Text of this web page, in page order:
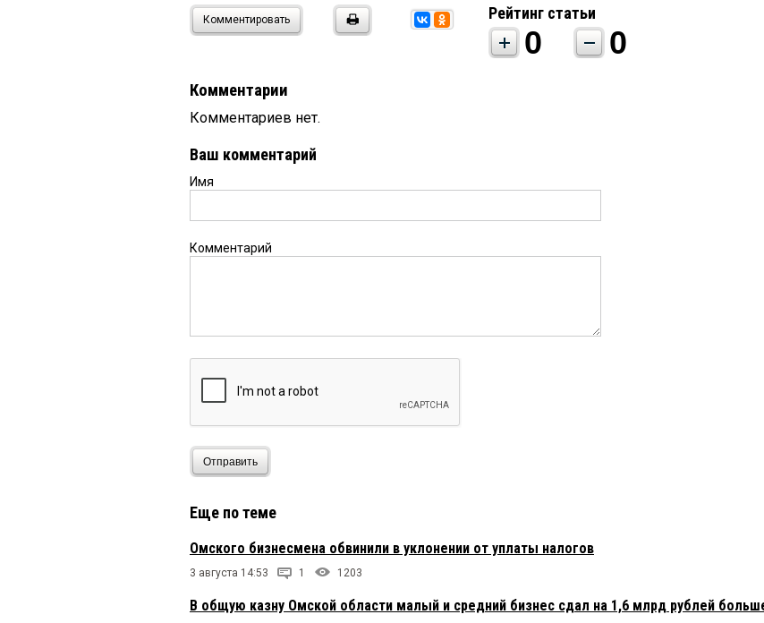
Комментировать Рейтинг статьи
0 0
Комментарии
Комментариев нет.
Ваш комментарий
Имя
Комментарий
Отправить
Еще по теме
Омского бизнесмена обвинили в уклонении от уплаты налогов
3 августа 14:53 1 1203
В общую казну Омской области малый и средний бизнес сдал на 1,6 млрд рублей